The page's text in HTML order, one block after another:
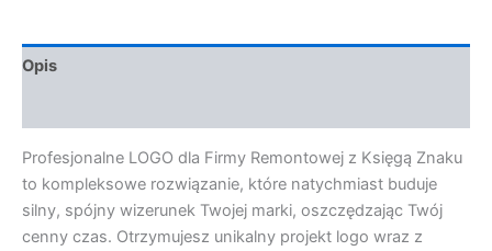
Opis
Profesjonalne LOGO dla Firmy Remontowej z Księgą Znaku
to kompleksowe rozwiązanie, które natychmiast buduje
silny, spójny wizerunek Twojej marki, oszczędzając Twój
cenny czas. Otrzymujesz unikalny projekt logo wraz z